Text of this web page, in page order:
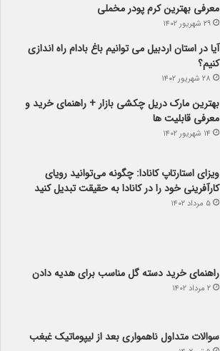
معرفی بهترین کرم پودر مخملی
۲۹ شهریور ۱۴۰۲
آیا در استان اردبیل می توانیم باغ بادام راه اندازی
کنیم؟
۲۸ شهریور ۱۴۰۲
بهترین مارک دریل چکشی بازار + راهنمای خرید و
معرفی قابلیت ها
۱۴ شهریور ۱۴۰۲
ویزای استارتاپ کانادا: چگونه می‌توانید رویای
کارآفرینی خود را در کانادا به حقیقت تبدیل کنید
۵ مرداد ۱۴۰۲
راهنمای خرید دسته گل مناسب برای هدیه دادن
۲ مرداد ۱۴۰۲
سوالات متداول ناهمواری بعد از لیپوماتیک غبغب
۵ تیر ۱۴۰۲